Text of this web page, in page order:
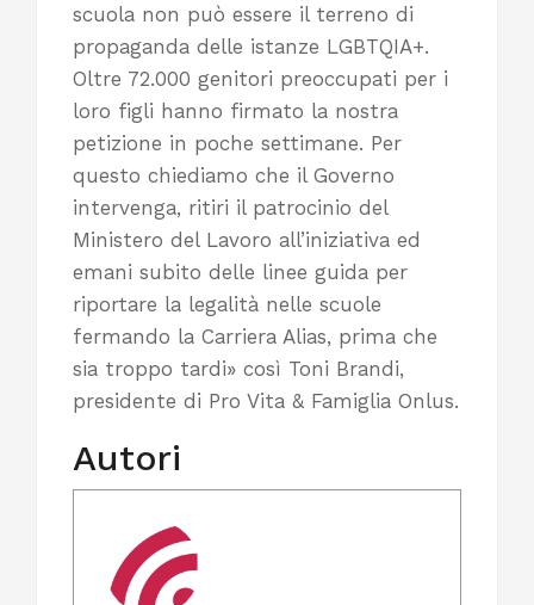
scuola non può essere il terreno di
propaganda delle istanze LGBTQIA+.
Oltre 72.000 genitori preoccupati per i
loro figli hanno firmato la nostra
petizione in poche settimane. Per
questo chiediamo che il Governo
intervenga, ritiri il patrocinio del
Ministero del Lavoro all’iniziativa ed
emani subito delle linee guida per
riportare la legalità nelle scuole
fermando la Carriera Alias, prima che
sia troppo tardi» così Toni Brandi,
presidente di Pro Vita & Famiglia Onlus.
Autori